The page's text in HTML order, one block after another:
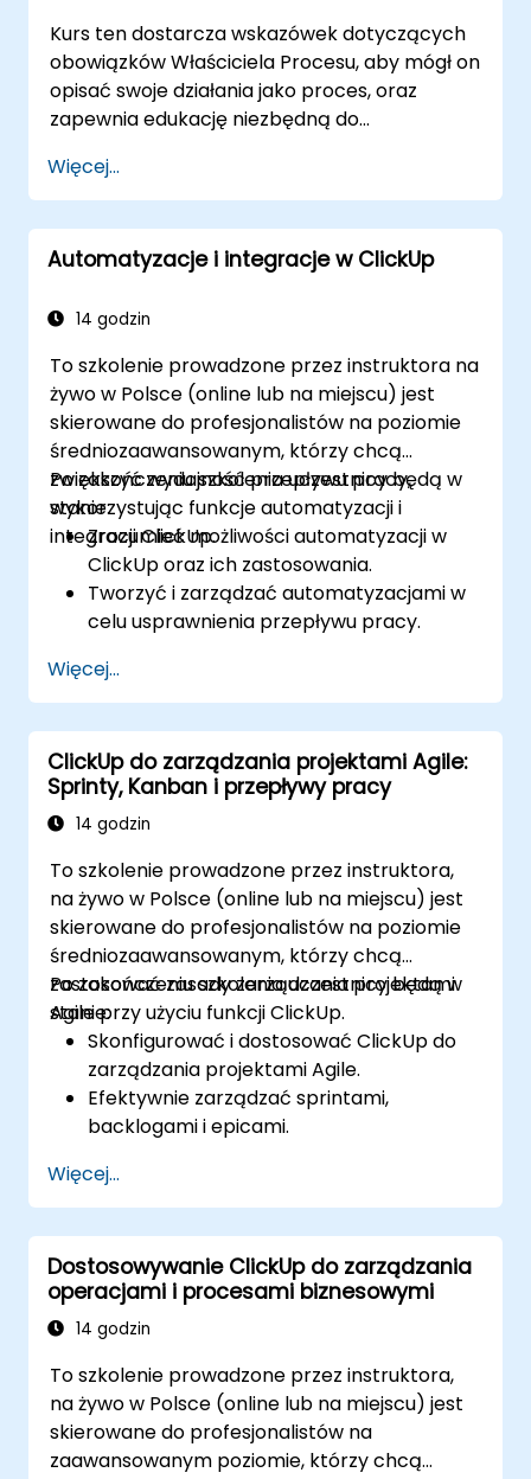
certyfikacji poprzez egzamin praktyczny,
zdobywając międzynarodowy certyfikat
AgilePM® Practitioner.
Kurs ten dostarcza wskazówek dotyczących
obowiązków Właściciela Procesu, aby mógł on
opisać swoje działania jako proces, oraz
zapewnia edukację niezbędną do
przeprojektowania i usprawniania procesów
zarządzania usługami IT (ITSM), szczególnie w
kontekście Agile Service Management.
Uczestnicy uczą się, jak stosować praktyki
oraz jak wykorzystywać zasady i praktyki
„wystarczającej” ilości procesów i jak ciągle
dostosowywać wydajność procesów do
ogólnych celów biznesowych.
Więcej...
Automatyzacje i integracje w ClickUp
14 godzin
To szkolenie prowadzone przez instruktora na
żywo w Polsce (online lub na miejscu) jest
skierowane do profesjonalistów na poziomie
średniozaawansowanym, którzy chcą
zwiększyć wydajność przepływu pracy,
wykorzystując funkcje automatyzacji i
integracji ClickUp.
Po zakończeniu szkolenia uczestnicy będą w
stanie:
Zrozumieć możliwości automatyzacji w
ClickUp oraz ich zastosowania.
Tworzyć i zarządzać automatyzacjami w
celu usprawnienia przepływu pracy.
trzecich, takimi jak Slack, Google Drive i
Zapier.
Konfigurować wyzwalacze, warunki i
działania do zarządzania zadaniami w
sposób zautomatyzowany.
Optymalizować współpracę zespołową
Więcej...
ClickUp do zarządzania projektami Agile:
Sprinty, Kanban i przepływy pracy
14 godzin
To szkolenie prowadzone przez instruktora,
na żywo w Polsce (online lub na miejscu) jest
skierowane do profesjonalistów na poziomie
średniozaawansowanym, którzy chcą
zastosować zasady zarządzania projektami
Agile przy użyciu funkcji ClickUp.
Po zakończeniu szkolenia uczestnicy będą w
stanie:
Skonfigurować i dostosować ClickUp do
zarządzania projektami Agile.
Efektywnie zarządzać sprintami,
backlogami i epicami.
Timeline w ClickUp do przepływów pracy
Agile.
Śledzić prędkość zespołu, wykresy
burndown i metryki wydajności.
Automatyzować procesy Agile w celu
poprawy efektywności.
do rozwoju Agile.
Więcej...
Dostosowywanie ClickUp do zarządzania
operacjami i procesami biznesowymi
14 godzin
To szkolenie prowadzone przez instruktora,
na żywo w Polsce (online lub na miejscu) jest
skierowane do profesjonalistów na
zaawansowanym poziomie, którzy chcą